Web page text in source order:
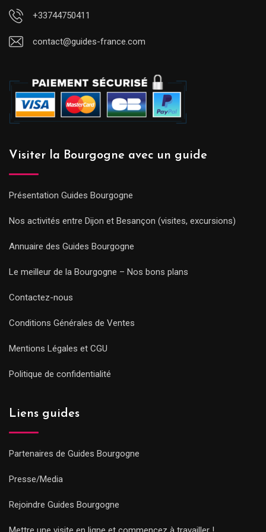
+33744750411
contact@guides-france.com
Visiter la Bourgogne avec un guide
Présentation Guides Bourgogne
Nos activités entre Dijon et Besançon (visites, excursions)
Annuaire des Guides Bourgogne
Le meilleur de la Bourgogne – Nos bons plans
Contactez-nous
Conditions Générales de Ventes
Mentions Légales et CGU
Politique de confidentialité
Liens guides
Partenaires de Guides Bourgogne
Presse/Media
Rejoindre Guides Bourgogne